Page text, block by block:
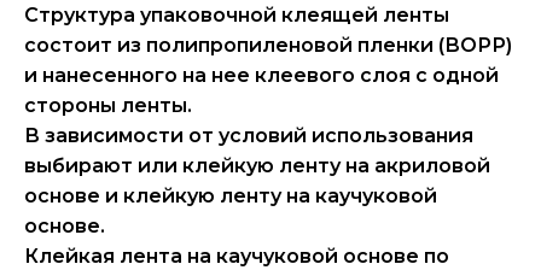
Структура упаковочной клеящей ленты
состоит из полипропиленовой пленки (ВОРР)
и нанесенного на нее клеевого слоя с одной
стороны ленты.
В зависимости от условий использования
выбирают или клейкую ленту на акриловой
основе и клейкую ленту на каучуковой
основе.
Клейкая лента на каучуковой основе по